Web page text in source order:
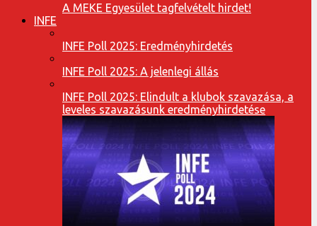
A MEKE Egyesület tagfelvételt hirdet!
INFE
INFE Poll 2025: Eredményhirdetés
INFE Poll 2025: A jelenlegi állás
INFE Poll 2025: Elindult a klubok szavazása, a
leveles szavazásunk eredményhirdetése